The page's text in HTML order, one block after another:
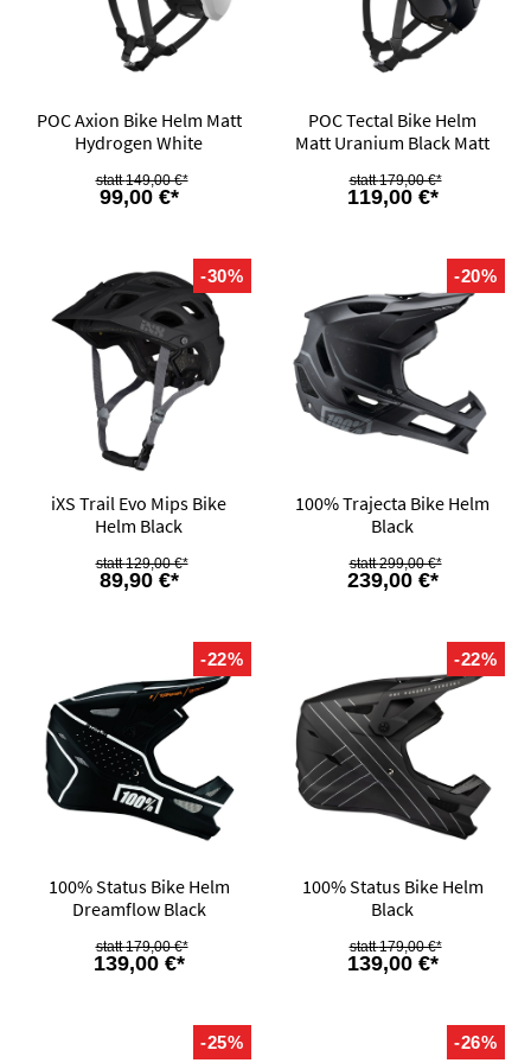
POC Axion Bike Helm Matt
Hydrogen White
99,00 €*
149,00 €*
POC Tectal Bike Helm
Matt Uranium Black Matt
119,00 €*
179,00 €*
-30%
iXS Trail Evo Mips Bike
Helm Black
89,90 €*
129,00 €*
-20%
100% Trajecta Bike Helm
Black
239,00 €*
299,00 €*
-22%
100% Status Bike Helm
Dreamflow Black
139,00 €*
179,00 €*
-22%
100% Status Bike Helm
Black
139,00 €*
179,00 €*
-25% -26%